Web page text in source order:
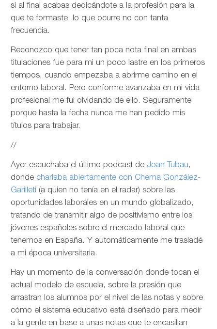
si al final acabas dedicándote a la profesión para la
que te formaste, lo que ocurre no con tanta
frecuencia.
Reconozco que tener tan poca nota final en ambas
titulaciones fue para mi un poco lastre en los primeros
tiempos, cuando empezaba a abrirme camino en el
entorno laboral. Pero conforme avanzaba en mi vida
profesional me fui olvidando de ello. Seguramente
porque hasta la fecha nunca me han pedido mis
títulos para trabajar.
//
Ayer escuchaba el último podcast de Joan Tubau,
donde charlaba abiertamente con Chema González-
Garilleti (a quien no tenía en el radar) sobre las
oportunidades laborales en un mundo globalizado,
tratando de transmitir algo de positivismo entre los
jóvenes españoles sobre el mercado laboral que
tenemos en España. Y automáticamente me trasladé
a mi época universitaria.
Hay un momento de la conversación donde tocan el
actual modelo de escuela, sobre la presión que
arrastran los alumnos por el nivel de las notas y sobre
cómo el sistema educativo está diseñado para medir
a la gente en base a unas notas que te encasillan